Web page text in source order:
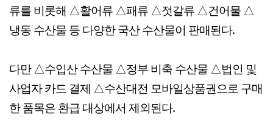
류를 비롯해 △활어류 △패류 △젓갈류 △건어물 △
냉동 수산물 등 다양한 국산 수산물이 판매된다.
다만 △수입산 수산물 △정부 비축 수산물 △법인 및
사업자 카드 결제 △수산대전 모바일상품권으로 구매
한 품목은 환급 대상에서 제외된다.